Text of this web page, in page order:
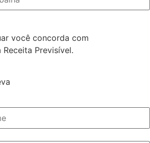
você concorda com
Receita Previsível.